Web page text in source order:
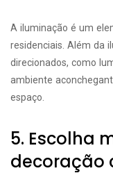
A iluminação é um
residenciais. Além da
direcionados, como
ambiente
espaço.
5. Escolha
decoração